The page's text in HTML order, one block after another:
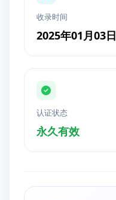
收录时间
2025年01月03日
认证状态
永久有效